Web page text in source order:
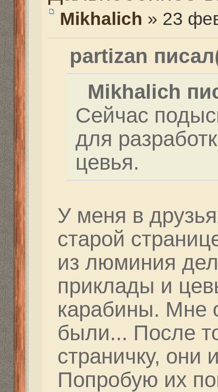
Да если можно дай
Re: Как и где купить
Дальнобойное-
Mikhalich
Dutch писал(а):
Сегодня
Михалыча после
сильнющий слева и
как цуцыки. Без
Вначале вообще не
хрень такая.. После
стволу и двух
на мишени. После
дырок вообще
возвращаем клики
рваная дырка в том
сквозной пробоины